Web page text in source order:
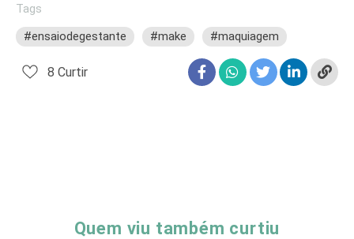
Tags
#ensaiodegestante
#make #maquiagem
8 Curtir
Quem viu também curtiu